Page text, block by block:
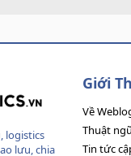
logistics
lưu, chia
Giới
Về
Thuật
Tin tức